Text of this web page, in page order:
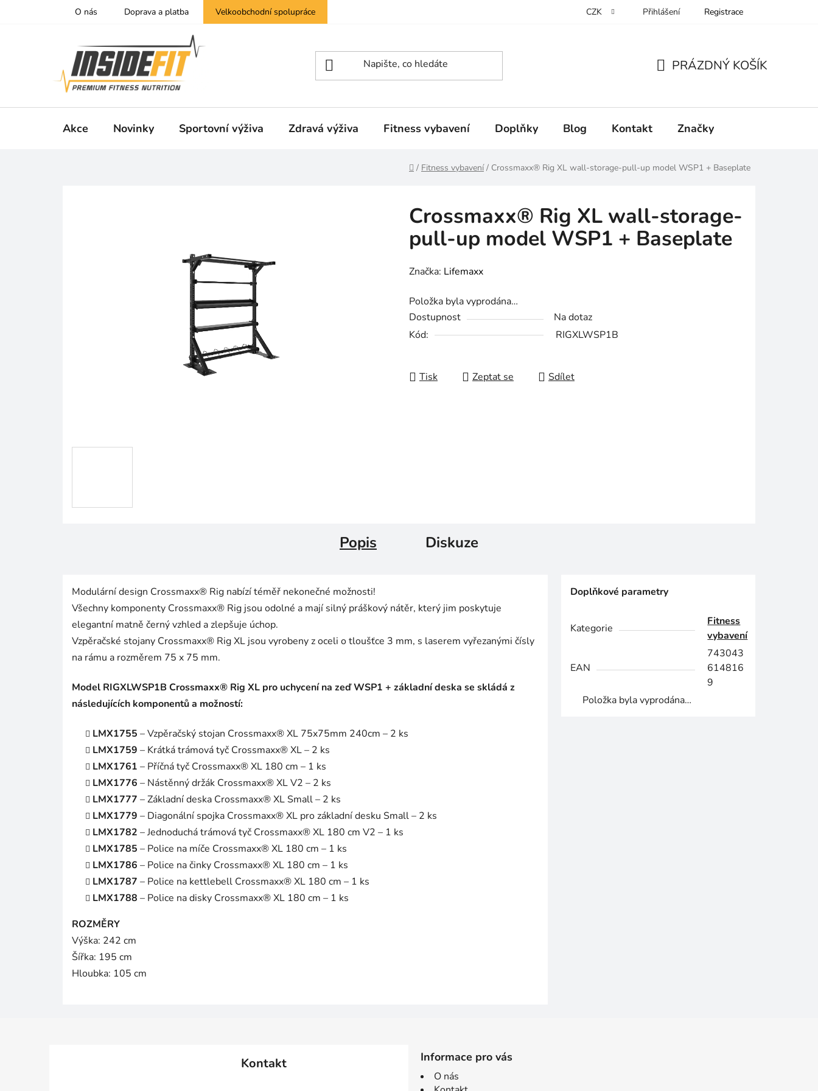
O nás Doprava a platba Velkoobchodní spolupráce CZK Přihlášení Registrace
KOŠÍK
PRÁZDNÝ KOŠÍK
Akce Novinky Sportovní výživa Zdravá výživa Fitness vybavení Doplňky Blog Kontakt Značky
Domů
/ Fitness vybavení / Crossmaxx® Rig XL wall-storage-pull-up model WSP1 + Baseplate
Crossmaxx® Rig XL wall-storage-
pull-up model WSP1 + Baseplate
Značka: Lifemaxx
Položka byla vyprodána…
Dostupnost
Na dotaz
Kód:
RIGXLWSP1B
Tisk Zeptat se Sdílet
Popis Diskuze
Modulární design Crossmaxx® Rig nabízí téměř nekonečné možnosti!
Všechny komponenty Crossmaxx® Rig jsou odolné a mají silný práškový nátěr, který jim poskytuje
elegantní matně černý vzhled a zlepšuje úchop.
Vzpěračské stojany Crossmaxx® Rig XL jsou vyrobeny z oceli o tloušťce 3 mm, s laserem vyřezanými čísly
na rámu a rozměrem 75 x 75 mm.
Model RIGXLWSP1B Crossmaxx® Rig XL pro uchycení na zeď WSP1 + základní deska se skládá z
následujících komponentů a možností:
LMX1755 – Vzpěračský stojan Crossmaxx® XL 75x75mm 240cm – 2 ks
LMX1759 – Krátká trámová tyč Crossmaxx® XL – 2 ks
LMX1761 – Příčná tyč Crossmaxx® XL 180 cm – 1 ks
LMX1776 – Nástěnný držák Crossmaxx® XL V2 – 2 ks
LMX1777 – Základní deska Crossmaxx® XL Small – 2 ks
LMX1779 – Diagonální spojka Crossmaxx® XL pro základní desku Small – 2 ks
LMX1782 – Jednoduchá trámová tyč Crossmaxx® XL 180 cm V2 – 1 ks
LMX1785 – Police na míče Crossmaxx® XL 180 cm – 1 ks
LMX1786 – Police na činky Crossmaxx® XL 180 cm – 1 ks
LMX1787 – Police na kettlebell Crossmaxx® XL 180 cm – 1 ks
LMX1788 – Police na disky Crossmaxx® XL 180 cm – 1 ks
ROZMĚRY
Výška: 242 cm
Šířka: 195 cm
Hloubka: 105 cm
Doplňkové parametry
Kategorie
Fitness
vybavení
EAN
743043
614816
9
Položka byla vyprodána…
Kontakt Informace pro vás
O nás